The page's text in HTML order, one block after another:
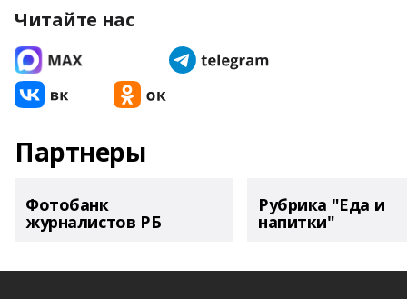
Читайте нас
Партнеры
Фотобанк
журналистов РБ
Рубрика "Еда и
напитки"